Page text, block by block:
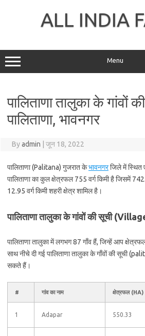
ALL INDIA
Menu
पालिताणा तालुका के गांवों
पालिताणा, भावनगर
Byadmin जून 18, 2022
पालिताणा (Palitana) गुजरात केभावनगरजिले में स्थित
पालिताणा का कुल क्षेत्रफल 755 वर्ग किमी है जिसमें
12.95 वर्ग किमी शहरी क्षेत्र शामिल है।
पालिताणा तालुका के गांवों की सूची
पालिताणा तालुका में लगभग 87 गाँव हैं, जिन्हें आप
साथ नीचे दी गई पालिताणा तालुका के गाँवों की सूची
सकते हैं।
# गांव का नाम क्षेत्रफल (HA)
1 Adapar 550.33